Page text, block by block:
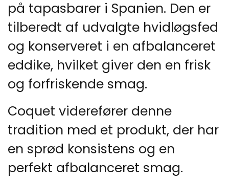
på tapasbarer i Spanien. Den er
tilberedt af udvalgte hvidløgsfed
og konserveret i en afbalanceret
eddike, hvilket giver den en frisk
og forfriskende smag.
Coquet viderefører denne
tradition med et produkt, der har
en sprød konsistens og en
perfekt afbalanceret smag.